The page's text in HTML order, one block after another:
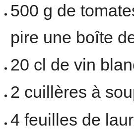
500 g de
pire une boîte
20 cl de vin
2 cuillères à
4 feuilles de